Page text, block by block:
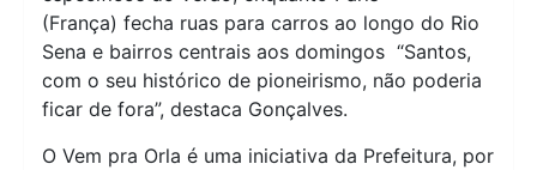
(França) fecha ruas para carros ao longo do Rio
Sena e bairros centrais aos domingos “Santos,
com o seu histórico de pioneirismo, não poderia
ficar de fora”, destaca Gonçalves.
O Vem pra Orla é uma iniciativa da Prefeitura, por